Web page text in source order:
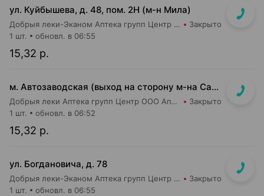
ул. Куйбышева, д. 48, пом. 2Н (м-н Мила)
Добрыя леки-Эканом Аптека групп Центр ООО Аптека №91 Закрыто
15,32 р.
1 шт. обновл. в 06:55
м. Автозаводская (выход на сторону м-на Санта)
Добрыя леки Аптека групп Центр ООО Аптека №4 Закрыто
15,32 р.
1 шт. обновл. в 06:52
ул. Богдановича, д. 78
Добрыя леки-Эканом Аптека групп Центр ООО Аптека №78 Закрыто
1 шт. обновл. в 06:55